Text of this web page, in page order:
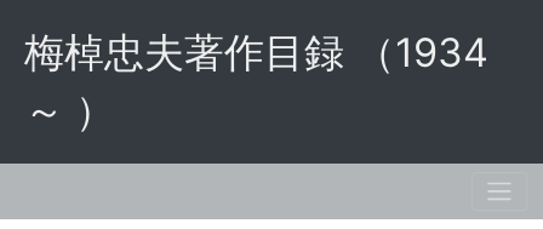
梅棹忠夫著作目録 （1934
～ ）